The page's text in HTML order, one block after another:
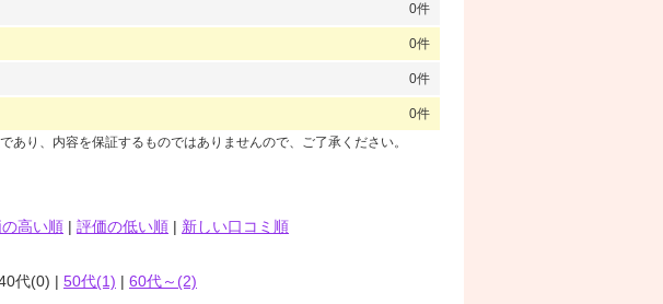
0件
0件
0件
0件
あり、内容を保証するものではありませんので、ご了承ください。
高い順 | 評価の低い順 | 新しい口コミ順
代(0) | 50代(1) | 60代～(2)